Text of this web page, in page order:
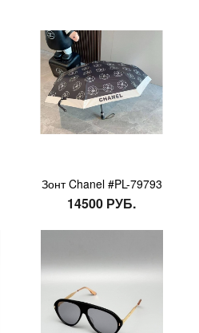
Зонт Chanel #PL-79793
14500 РУБ.